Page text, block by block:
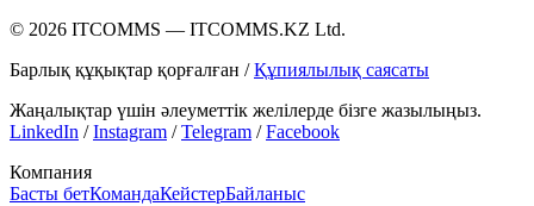
© 2026 ITCOMMS — ITCOMMS.KZ Ltd.
Барлық құқықтар қорғалған / Құпиялылық саясаты
Жаңалықтар үшін әлеуметтік желілерде бізге жазылыңыз.
LinkedIn /Instagram /Telegram /Facebook
Компания
Басты бетКомандаКейстерБайланыс